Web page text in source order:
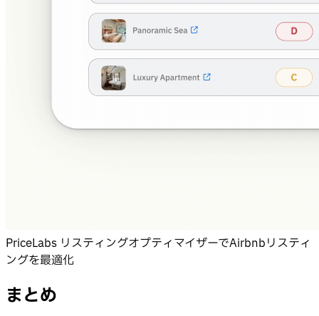
PriceLabs リスティングオプティマイザーでAirbnbリスティ
ングを最適化
まとめ